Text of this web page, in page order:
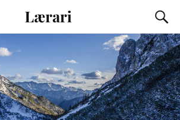
Lærari